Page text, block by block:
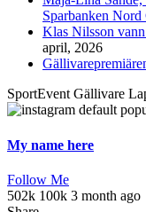
Sparbanken Nord
Klas Nilsson
april, 2026
SportEvent Gällivare
My name here
Follow Me
502k 100k 3 month ago